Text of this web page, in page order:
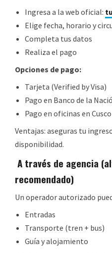
Ingresa a la web oficial:
Elige fecha, horario y
Completa tus datos
Realiza el pago
Opciones de pago:
Tarjeta (Verified by Visa)
Pago en Banco de la
Pago en oficinas en Cusco
Ventajas: aseguras tu
disponibilidad.
A través de agencia
recomendado)
Un operador autorizado
Entradas
Transporte (tren + bus)
Guía y alojamiento